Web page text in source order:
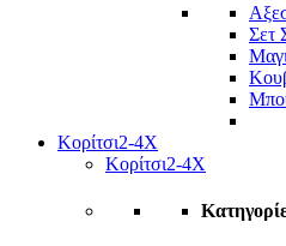
Σετ
Κορίτσι2-4Χ
Κορίτσι2-4Χ